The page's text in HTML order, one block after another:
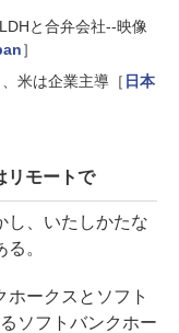
と合弁会社--映像
］
米は企業主導［ 日本
モートで
、いたしかたな
。
ークスとソフト
ソフトバンクホー